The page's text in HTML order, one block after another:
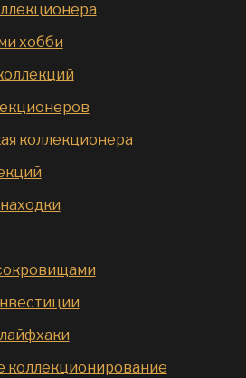
хобби
коллекционера
коллекционирование